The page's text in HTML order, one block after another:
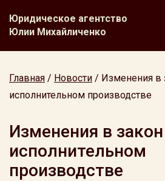
Юридическое агентство
Юлии Михайличенко
Главная / Новости / Изменения в
исполнительном производстве
Изменения в
исполнительном
производстве